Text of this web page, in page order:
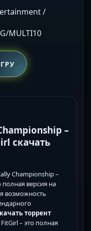
/
MULTI10
–
скачать
Championship –
полная версия на
возможность
торрент
FitGirl – это полная